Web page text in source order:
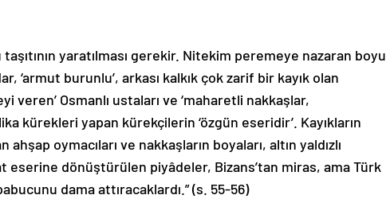
yaratılması gerekir. Nitekim peremeye nazaran boyu
‘armut burunlu’, arkası kalkık çok zarif bir kayık olan
veren’ Osmanlı ustaları ve ‘maharetli nakkaşlar,
filika kürekleri yapan kürekçilerin ‘özgün eseridir’. Kayıkların
oymacıları ve nakkaşların boyaları, altın yaldızlı
dönüştürülen piyâdeler, Bizans’tan miras, ama Türk
dama attıracaklardı.” (s. 55-56)